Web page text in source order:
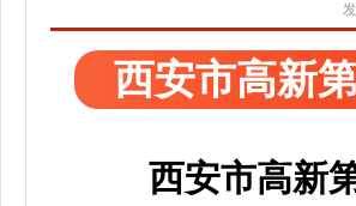
西安市高新
西安市高新